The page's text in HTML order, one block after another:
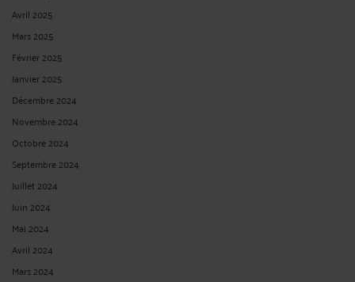
Mars 2025
Février 2025
Janvier 2025
Décembre 2024
Novembre 2024
Octobre 2024
Septembre 2024
Juillet 2024
Juin 2024
Mai 2024
Avril 2024
Mars 2024
Février 2024